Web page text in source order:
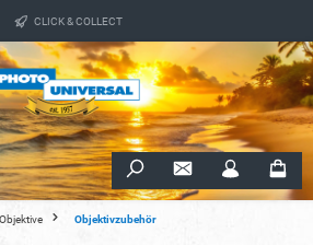
CLICK & COLLECT
Objektivzubehör